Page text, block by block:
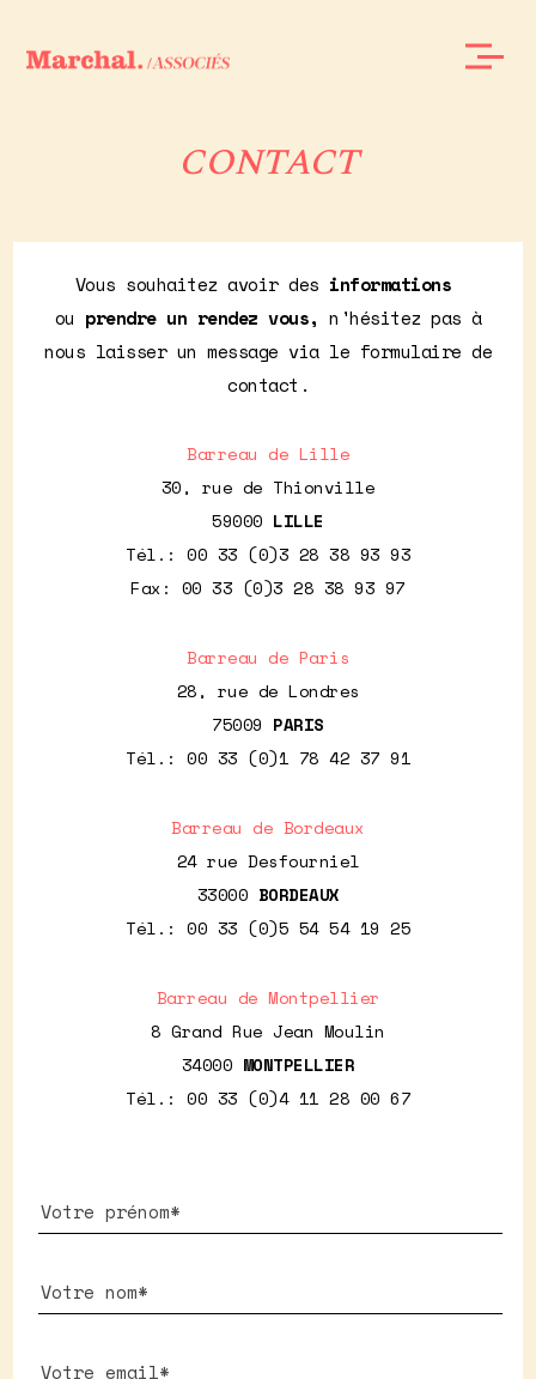
CONTACT
Vous souhaitez avoir des informations
ou prendre un rendez vous, n'hésitez pas à
nous laisser un message via le formulaire de
contact.
Barreau de Lille
30, rue de Thionville
59000 LILLE
Tél.: 00 33 (0)3 28 38 93 93
Fax: 00 33 (0)3 28 38 93 97
Barreau de Paris
28, rue de Londres
75009 PARIS
Tél.: 00 33 (0)1 78 42 37 91
Barreau de Bordeaux
24 rue Desfourniel
33000 BORDEAUX
Tél.: 00 33 (0)5 54 54 19 25
Barreau de Montpellier
8 Grand Rue Jean Moulin
34000 MONTPELLIER
Tél.: 00 33 (0)4 11 28 00 67